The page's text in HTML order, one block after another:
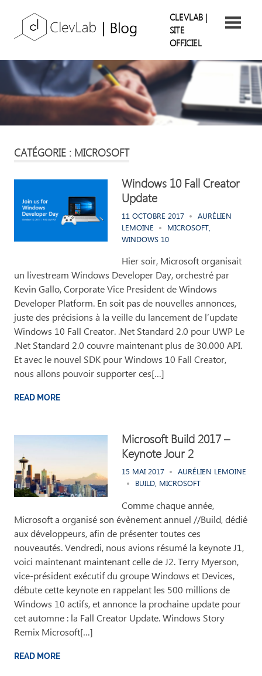
content
ClevLab
Blog
nos
retours
d'expérience
CLEVLAB |
SITE
OFFICIEL
CATÉGORIE : MICROSOFT
Windows 10 Fall Creator
Update
11 OCTOBRE 2017
AURÉLIEN
LEMOINE
MICROSOFT
WINDOWS 10
Hier soir, Microsoft organisait
un livestream Windows Developer Day, orchestré par
Kevin Gallo, Corporate Vice President de Windows
Developer Platform. En soit pas de nouvelles annonces,
juste des précisions à la veille du lancement de l’update
Windows 10 Fall Creator. .Net Standard 2.0 pour UWP Le
.Net Standard 2.0 couvre maintenant plus de 30.000 API.
Et avec le nouvel SDK pour Windows 10 Fall Creator,
nous allons pouvoir supporter ces[…]
READ MORE
Microsoft Build 2017 –
Keynote Jour 2
15 MAI 2017
AURÉLIEN LEMOINE
BUILD MICROSOFT
Comme chaque année,
Microsoft a organisé son évènement annuel //Build, dédié
aux développeurs, afin de présenter toutes ces
nouveautés. Vendredi, nous avions résumé la keynote J1,
voici maintenant maintenant celle de J2. Terry Myerson,
vice-président exécutif du groupe Windows et Devices,
débute cette keynote en rappelant les 500 millions de
Windows 10 actifs, et annonce la prochaine update pour
cet automne : la Fall Creator Update. Windows Story
Remix Microsoft[…]
READ MORE